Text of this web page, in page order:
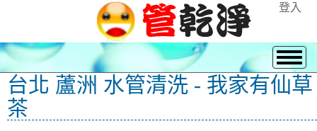
登入
台北 蘆洲 水管清洗 - 我家有仙草
茶